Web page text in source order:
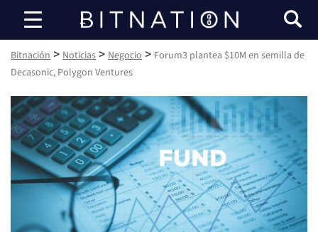
Bitnación
Bitnación > Noticias > Negocio > Forum3 plantea $10M en semilla de
Decasonic, Polygon Ventures